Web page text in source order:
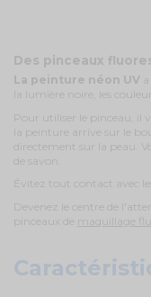
Des pinceaux
La peinture néon UV
la lumière noire, les
Pour utiliser le pinceau, il
la peinture arrive sur le
directement sur la peau.
de savon.
Évitez tout contact avec
Devenez le centre de
pinceaux de maquillage